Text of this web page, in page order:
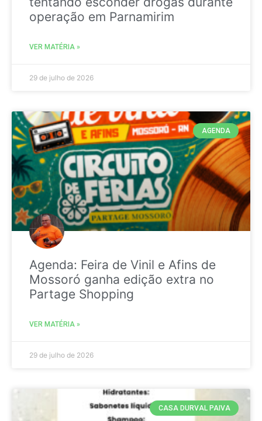
operação em Parnamirim
VER MATÉRIA »
29 de julho de 2026
AGENDA
Agenda: Feira de Vinil e Afins de
Mossoró ganha edição extra no
Partage Shopping
VER MATÉRIA »
29 de julho de 2026
CASA DURVAL PAIVA